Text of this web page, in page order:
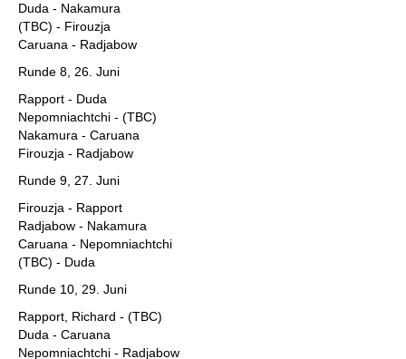
Duda - Nakamura
(TBC) - Firouzja
Caruana - Radjabow
Runde 8, 26. Juni
Rapport - Duda
Nepomniachtchi - (TBC)
Nakamura - Caruana
Firouzja - Radjabow
Runde 9, 27. Juni
Firouzja - Rapport
Radjabow - Nakamura
Caruana - Nepomniachtchi
(TBC) - Duda
Runde 10, 29. Juni
Rapport, Richard - (TBC)
Duda - Caruana
Nepomniachtchi - Radjabow